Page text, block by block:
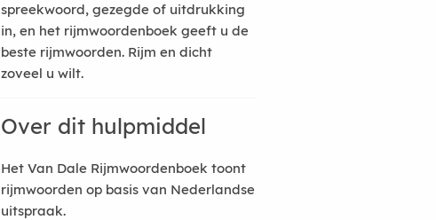
spreekwoord, gezegde of uitdrukking
in, en het rijmwoordenboek geeft u de
beste rijmwoorden. Rijm en dicht
zoveel u wilt.
Over dit hulpmiddel
Het Van Dale Rijmwoordenboek toont
rijmwoorden op basis van Nederlandse
uitspraak.